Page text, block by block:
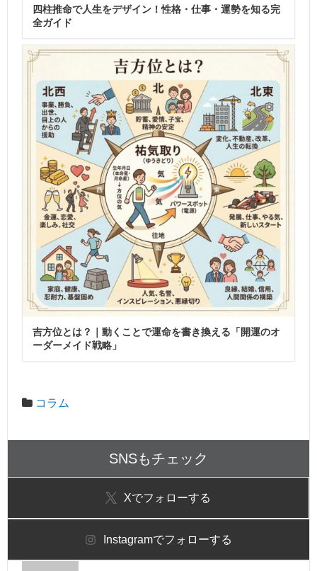
四柱推命で人生をデザイン！性格・仕事・運勢を知る完
全ガイド
吉方位とは？｜動くことで運命を書き換える「開運のオ
ーダーメイド戦略」
コラム
SNSもチェック
Xでフォローする
Instagramでフォローする